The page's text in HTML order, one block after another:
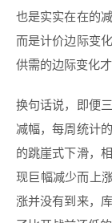
也是实实在在的
而是计价边际变
供需的边际变化
换句话说，即便
减幅，每周统计
的跳崖式下滑，
现巨幅减少而上
涨并没有到来，